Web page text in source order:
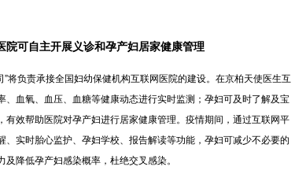
院可自主开展义诊和孕产妇居家健康管理
将负责承接全国妇幼保健机构互联网医院的建设。在京柏天使医生互
血氧、血压、血糖等健康动态进行实时监测；孕妇可及时了解及宝
效帮助医院对孕产妇进行居家健康管理。疫情期间，通过互联网平
实时胎心监护、孕妇学校、报告解读等功能，孕妇可减少不必要的
降低孕产妇感染概率，杜绝交叉感染。